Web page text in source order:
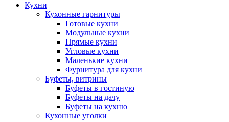
Кухни
Кухонные гарнитуры
Готовые кухни
Модульные кухни
Прямые кухни
Угловые кухни
Маленькие кухни
Фурнитура для кухни
Буфеты, витрины
Буфеты в гостиную
Буфеты на дачу
Буфеты на кухню
Кухонные уголки